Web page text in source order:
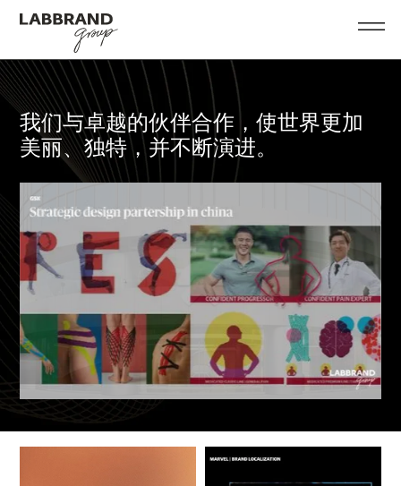
我们与卓越的伙伴合作，使世界更加
美丽、独特，并不断演进。